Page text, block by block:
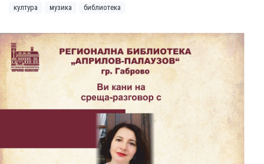
култура музика библиотека